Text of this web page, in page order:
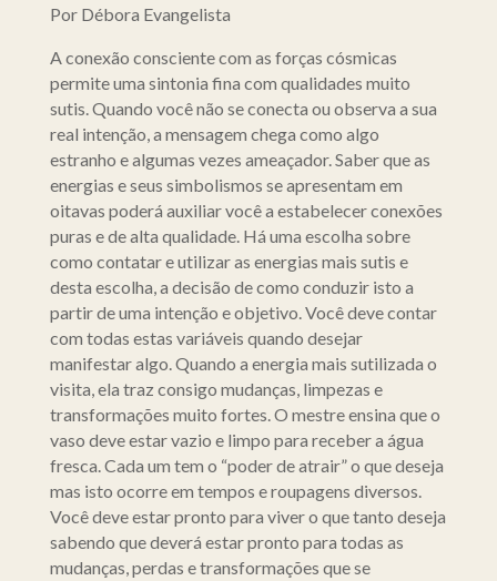
Por Débora Evangelista
A conexão consciente com as forças cósmicas
permite uma sintonia fina com qualidades muito
sutis. Quando você não se conecta ou observa a sua
real intenção, a mensagem chega como algo
estranho e algumas vezes ameaçador. Saber que as
energias e seus simbolismos se apresentam em
oitavas poderá auxiliar você a estabelecer conexões
puras e de alta qualidade. Há uma escolha sobre
como contatar e utilizar as energias mais sutis e
desta escolha, a decisão de como conduzir isto a
partir de uma intenção e objetivo. Você deve contar
com todas estas variáveis quando desejar
manifestar algo. Quando a energia mais sutilizada o
visita, ela traz consigo mudanças, limpezas e
transformações muito fortes. O mestre ensina que o
vaso deve estar vazio e limpo para receber a água
fresca. Cada um tem o “poder de atrair” o que deseja
mas isto ocorre em tempos e roupagens diversos.
Você deve estar pronto para viver o que tanto deseja
sabendo que deverá estar pronto para todas as
mudanças, perdas e transformações que se